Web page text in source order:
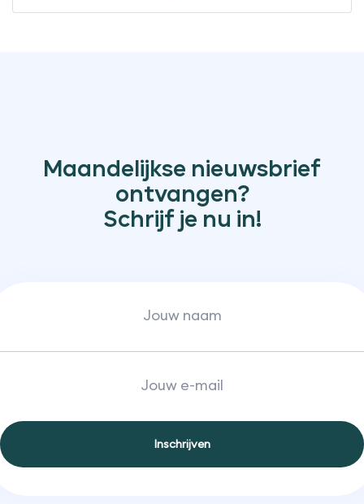
Maandelijkse nieuwsbrief
ontvangen?
Schrijf je nu in!